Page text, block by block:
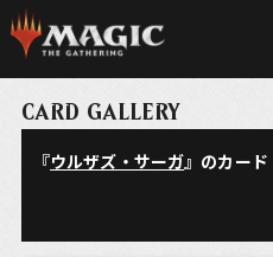
CARD GALLERY
『ウルザズ・サーガ』のカード